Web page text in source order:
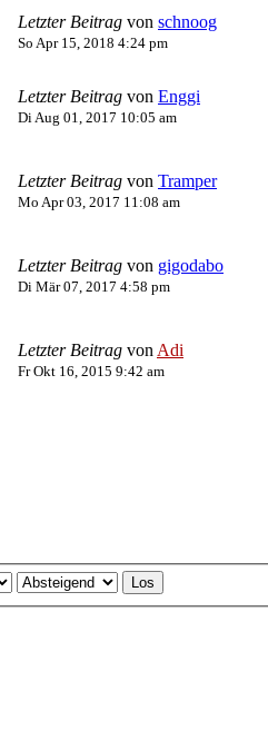
Letzter Beitrag von schnoog
So Apr 15, 2018 4:24 pm
Letzter Beitrag von Enggi
Di Aug 01, 2017 10:05 am
Letzter Beitrag von Tramper
Mo Apr 03, 2017 11:08 am
Letzter Beitrag von gigodabo
Di Mär 07, 2017 4:58 pm
Letzter Beitrag von Adi
Fr Okt 16, 2015 9:42 am